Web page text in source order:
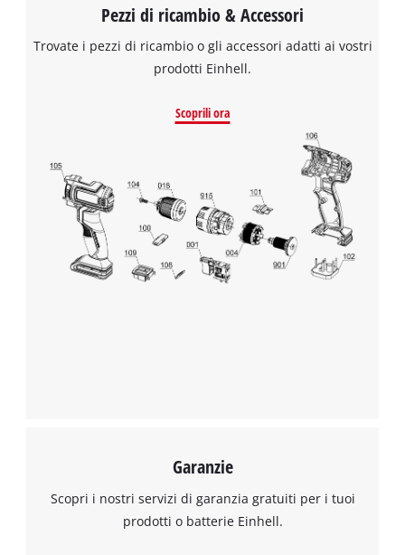
Pezzi di ricambio & Accessori
Trovate i pezzi di ricambio o gli accessori adatti ai vostri
prodotti Einhell.
Scoprili ora
Garanzie
Scopri i nostri servizi di garanzia gratuiti per i tuoi
prodotti o batterie Einhell.